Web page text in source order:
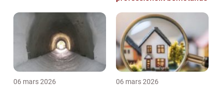
06 mars 2026 06 mars 2026